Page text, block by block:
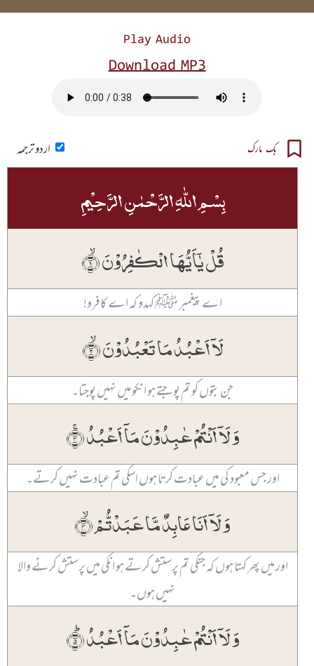
Play Audio
Download MP3
بک مارک اردو ترجمہ
بِسۡمِ اللّٰہِ الرَّحۡمٰنِ الرَّحِیۡمِ
قُلۡ یٰۤاَیُّہَا الۡکٰفِرُوۡنَ ۙ﴿۱﴾
اے پیغمبر ﷺ کہدو کہ اے کافرو!
لَاۤ اَعۡبُدُ مَا تَعۡبُدُوۡنَ ۙ﴿۲﴾
جن بتوں کو تم پوجتے ہو انکو میں نہیں پوجتا۔
وَ لَاۤ اَنۡتُمۡ عٰبِدُوۡنَ مَاۤ اَعۡبُدُ ۚ﴿۳﴾
اور جس معبود کی میں عبادت کرتا ہوں اسکی تم عبادت نہیں کرتے۔
وَ لَاۤ اَنَا عَابِدٌ مَّا عَبَدۡتُّمۡ ۙ﴿۴﴾
اور میں پھر کہتا ہوں کہ جنکی تم پرستش کرتے ہو انکی میں پرستش کرنے والا
نہیں ہوں۔
وَ لَاۤ اَنۡتُمۡ عٰبِدُوۡنَ مَاۤ اَعۡبُدُ ؕ﴿۵﴾